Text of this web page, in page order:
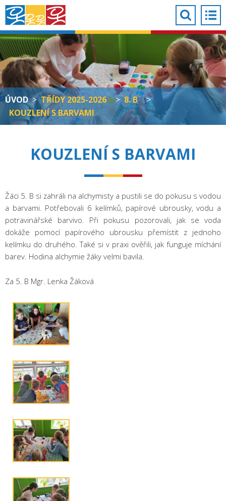
ÚVOD > TŘÍDY 2025-2026 > 8. B
>
KOUZLENÍ S BARVAMI
KOUZLENÍ S BARVAMI
Žáci 5. B si zahráli na alchymisty a pustili se do pokusu s vodou
a barvami. Potřebovali 6 kelímků, papírové ubrousky, vodu a
potravinářské barvivo. Při pokusu pozorovali, jak se voda
dokáže pomocí papírového ubrousku přemístit z jednoho
kelímku do druhého. Také si v praxi ověřili, jak funguje míchání
barev. Hodina alchymie žáky velmi bavila.
Za 5. B Mgr. Lenka Žáková